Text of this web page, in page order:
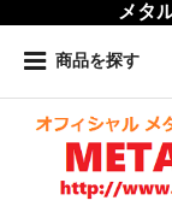
メタ
商品を探す